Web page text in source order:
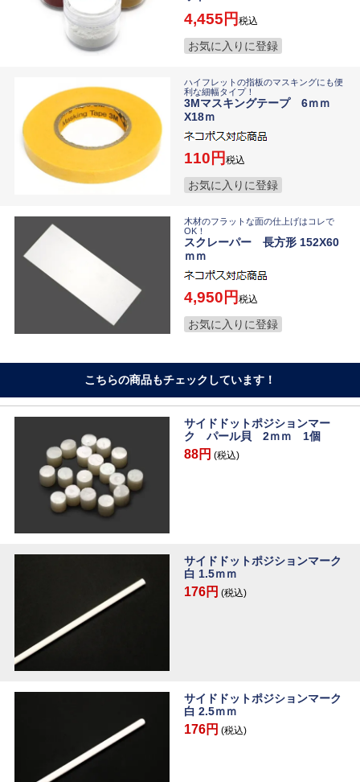
4,455 税込
お気に入りに登録
ハイフレットの指板のマスキングにも便
利な細幅タイプ！
3Mマスキングテープ 6ｍｍ
X18ｍ
110 税込
お気に入りに登録
木材のフラットな面の仕上げはコレで
OK！
スクレーパー 長方形 152X60
ｍｍ
4,950 税込
お気に入りに登録
こちらの商品もチェックしています！
サイドドットポジションマー
ク パール貝 2ｍｍ 1個
88円 (税込)
サイドドットポジションマーク
白 1.5ｍｍ
176円 (税込)
サイドドットポジションマーク
白 2.5ｍｍ
176円 (税込)